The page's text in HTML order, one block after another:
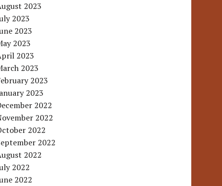
2023
2023
2023
2023
2023
2023
2023
2023
2022
2022
2022
2022
2022
2022
2022